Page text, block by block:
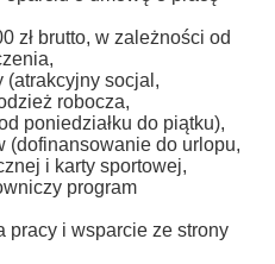
zł brutto, w zależności od
(atrakcyjny socjal,
robocza,
poniedziałku do piątku),
(dofinansowanie do urlopu,
i karty sportowej,
program
pracy i wsparcie ze strony